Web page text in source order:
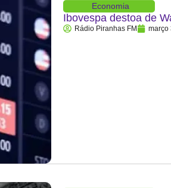
Economia
Ibovespa destoa de
Rádio Piranhas FM março